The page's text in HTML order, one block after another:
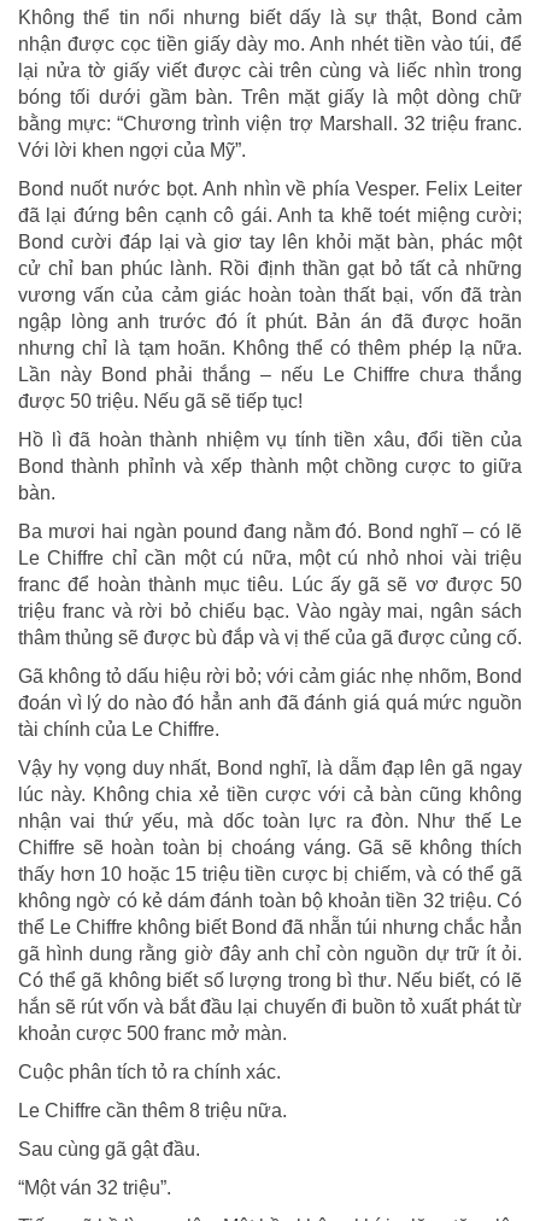
Không thể tin nổi nhưng biết dấy là sự thật, Bond cảm
nhận được cọc tiền giấy dày mo. Anh nhét tiền vào túi, để
lại nửa tờ giấy viết được cài trên cùng và liếc nhìn trong
bóng tối dưới gầm bàn. Trên mặt giấy là một dòng chữ
bằng mực: “Chương trình viện trợ Marshall. 32 triệu franc.
Với lời khen ngợi của Mỹ”.
Bond nuốt nước bọt. Anh nhìn về phía Vesper. Felix Leiter
đã lại đứng bên cạnh cô gái. Anh ta khẽ toét miệng cười;
Bond cười đáp lại và giơ tay lên khỏi mặt bàn, phác một
cử chỉ ban phúc lành. Rồi định thần gạt bỏ tất cả những
vương vấn của cảm giác hoàn toàn thất bại, vốn đã tràn
ngập lòng anh trước đó ít phút. Bản án đã được hoãn
nhưng chỉ là tạm hoãn. Không thể có thêm phép lạ nữa.
Lần này Bond phải thắng – nếu Le Chiffre chưa thắng
được 50 triệu. Nếu gã sẽ tiếp tục!
Hồ lì đã hoàn thành nhiệm vụ tính tiền xâu, đổi tiền của
Bond thành phỉnh và xếp thành một chồng cược to giữa
bàn.
Ba mươi hai ngàn pound đang nằm đó. Bond nghĩ – có lẽ
Le Chiffre chỉ cần một cú nữa, một cú nhỏ nhoi vài triệu
franc để hoàn thành mục tiêu. Lúc ấy gã sẽ vơ được 50
triệu franc và rời bỏ chiếu bạc. Vào ngày mai, ngân sách
thâm thủng sẽ được bù đắp và vị thế của gã được củng cố.
Gã không tỏ dấu hiệu rời bỏ; với cảm giác nhẹ nhõm, Bond
đoán vì lý do nào đó hẳn anh đã đánh giá quá mức nguồn
tài chính của Le Chiffre.
Vậy hy vọng duy nhất, Bond nghĩ, là dẫm đạp lên gã ngay
lúc này. Không chia xẻ tiền cược với cả bàn cũng không
nhận vai thứ yếu, mà dốc toàn lực ra đòn. Như thế Le
Chiffre sẽ hoàn toàn bị choáng váng. Gã sẽ không thích
thấy hơn 10 hoặc 15 triệu tiền cược bị chiếm, và có thể gã
không ngờ có kẻ dám đánh toàn bộ khoản tiền 32 triệu. Có
thể Le Chiffre không biết Bond đã nhẵn túi nhưng chắc hẳn
gã hình dung rằng giờ đây anh chỉ còn nguồn dự trữ ít ỏi.
Có thể gã không biết số lượng trong bì thư. Nếu biết, có lẽ
hắn sẽ rút vốn và bắt đầu lại chuyến đi buồn tỏ xuất phát từ
khoản cược 500 franc mở màn.
Cuộc phân tích tỏ ra chính xác.
Le Chiffre cần thêm 8 triệu nữa.
Sau cùng gã gật đầu.
“Một ván 32 triệu”.